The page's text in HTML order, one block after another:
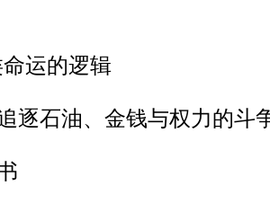
运的逻辑
逐石油、金钱与权力的斗